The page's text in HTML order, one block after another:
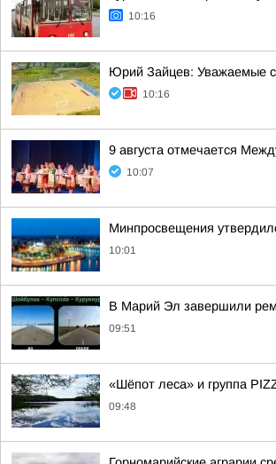
10:16
Юрий Зайцев: Уважаемые
10:16
9 августа отмечается
10:07
Минпросвещения
10:01
В Марий Эл завершили
09:51
«Шёпот леса» и группа
09:48